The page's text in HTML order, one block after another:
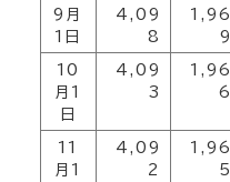
9月
1日
4,09
8
1,96
9
10
月1
日
4,09
3
1,96
6
11
月1
4,09
2
1,96
5